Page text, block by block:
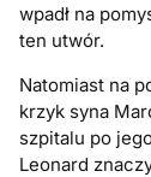
wpadł na
ten utwór.
Natomiast na
krzyk syna
szpitalu po
Leonard